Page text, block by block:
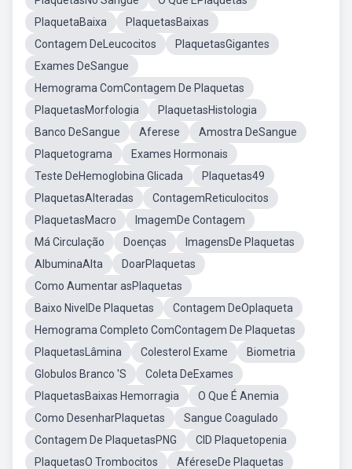
PlaquetaBaixa
PlaquetasBaixas
Contagem DeLeucocitos
PlaquetasGigantes
Exames DeSangue
Hemograma ComContagem De Plaquetas
PlaquetasMorfologia
PlaquetasHistologia
Banco DeSangue
Aferese
Amostra DeSangue
Plaquetograma
Exames Hormonais
Teste DeHemoglobina Glicada
Plaquetas49
PlaquetasAlteradas
ContagemReticulocitos
PlaquetasMacro
ImagemDe Contagem
Má Circulação
Doenças
ImagensDe Plaquetas
AlbuminaAlta
DoarPlaquetas
Como Aumentar asPlaquetas
Baixo NivelDe Plaquetas
Contagem DeOplaqueta
Hemograma Completo ComContagem De Plaquetas
PlaquetasLâmina
Colesterol Exame
Biometria
Globulos Branco 'S
Coleta DeExames
PlaquetasBaixas Hemorragia
O Que É Anemia
Como DesenharPlaquetas
Sangue Coagulado
Contagem De PlaquetasPNG
CID Plaquetopenia
PlaquetasO Trombocitos
AféreseDe Plaquetas